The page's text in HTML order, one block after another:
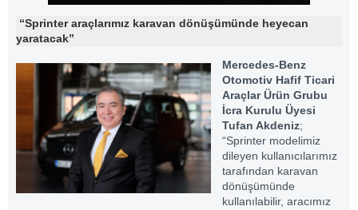
“Sprinter araçlarımız karavan dönüşümünde heyecan
yaratacak”
Mercedes-Benz
Otomotiv Hafif Ticari
Araçlar Ürün Grubu
İcra Kurulu Üyesi
Tufan Akdeniz;
“Sprinter modelimiz
dileyen kullanıcılarımız
tarafından karavan
dönüşümünde
kullanılabilir, aracımız